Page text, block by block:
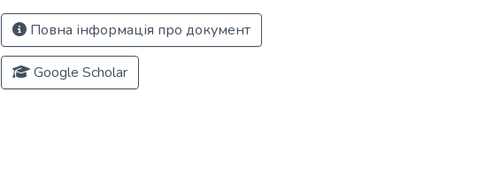
Повна інформація про документ
Google Scholar